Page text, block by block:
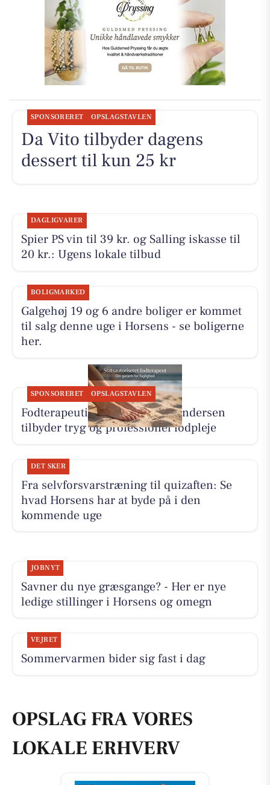
SPONSORERET OPSLAGSTAVLEN
Da Vito tilbyder dagens
dessert til kun 25 kr
DAGLIGVARER
Spier PS vin til 39 kr. og Salling iskasse til
20 kr.: Ugens lokale tilbud
BOLIGMARKED
Galgehøj 19 og 6 andre boliger er kommet
til salg denne uge i Horsens - se boligerne
her.
SPONSORERET OPSLAGSTAVLEN
Fodterapeutisk Klinik v/Lajla Andersen
tilbyder tryg og professionel fodpleje
DET SKER
Fra selvforsvarstræning til quizaften: Se
hvad Horsens har at byde på i den
kommende uge
JOBNYT
Savner du nye græsgange? - Her er nye
ledige stillinger i Horsens og omegn
VEJRET
Sommervarmen bider sig fast i dag
OPSLAG FRA VORES
LOKALE ERHVERV